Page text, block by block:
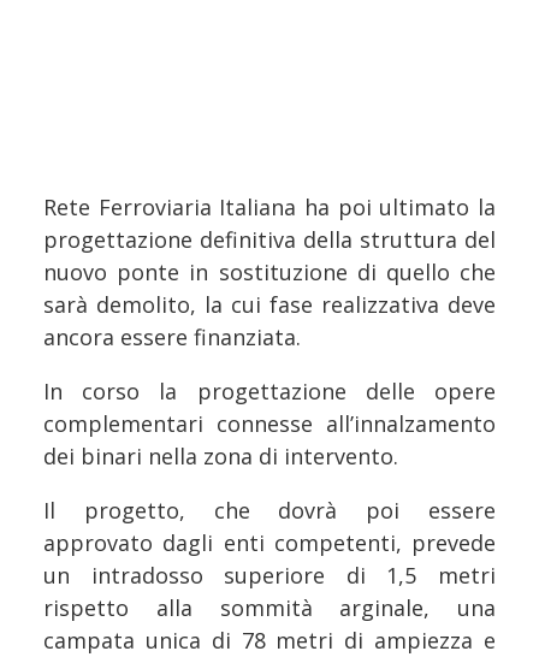
Rete Ferroviaria Italiana ha poi ultimato la
progettazione definitiva della struttura del
nuovo ponte in sostituzione di quello che
sarà demolito, la cui fase realizzativa deve
ancora essere finanziata.
In corso la progettazione delle opere
complementari connesse all’innalzamento
dei binari nella zona di intervento.
Il progetto, che dovrà poi essere
approvato dagli enti competenti, prevede
un intradosso superiore di 1,5 metri
rispetto alla sommità arginale, una
campata unica di 78 metri di ampiezza e